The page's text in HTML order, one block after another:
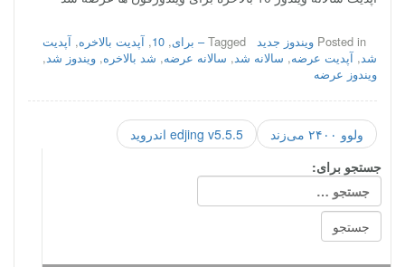
Posted in ویندوز جدید Tagged – برای,
10
, آپدیت بالاخره, آپدیت
شد, آپدیت عرضه, سالانه شد, سالانه عرضه, شد بالاخره, ویندوز شد,
ویندوز عرضه
edjing v5.5.5 اندروید
ولوو ۲۴۰۰ می‌زند
جستجو برای: